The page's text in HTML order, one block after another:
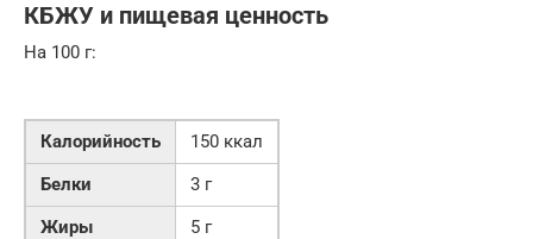
КБЖУ и пищевая ценность
На 100 г:
Калорийность
150 ккал
Белки
3 г
Жиры
5 г